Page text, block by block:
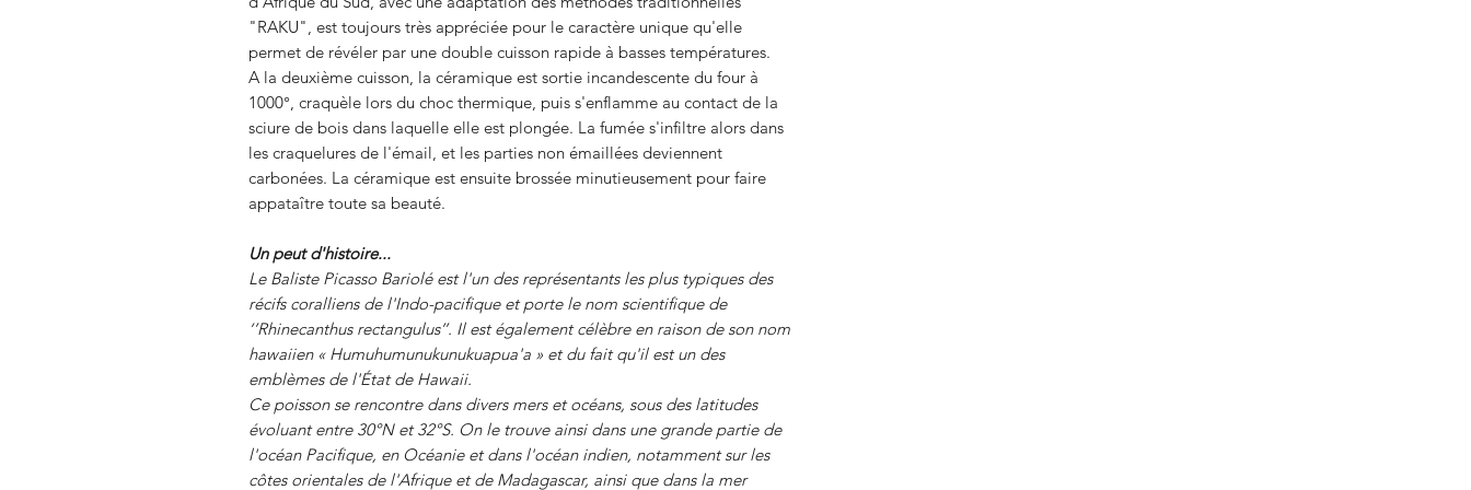
"RAKU", est toujours très appréciée pour le caractère unique qu'elle
permet de révéler par une double cuisson rapide à basses températures.
A la deuxième cuisson, la céramique est sortie incandescente du four à
1000°, craquèle lors du choc thermique, puis s'enflamme au contact de la
sciure de bois dans laquelle elle est plongée. La fumée s'infiltre alors dans
les craquelures de l'émail, et les parties non émaillées deviennent
carbonées. La céramique est ensuite brossée minutieusement pour faire
appataître toute sa beauté.
Un peut d'histoire...
Le Baliste Picasso Bariolé est l'un des représentants les plus typiques des
récifs coralliens de l'Indo-pacifique et porte le nom scientifique de
‘’Rhinecanthus rectangulus’’. Il est également célèbre en raison de son nom
hawaiien « Humuhumunukunukuapua'a » et du fait qu'il est un des
emblèmes de l'État de Hawaii.
Ce poisson se rencontre dans divers mers et océans, sous des latitudes
évoluant entre 30°N et 32°S. On le trouve ainsi dans une grande partie de
l'océan Pacifique, en Océanie et dans l'océan indien, notamment sur les
côtes orientales de l'Afrique et de Madagascar, ainsi que dans la mer